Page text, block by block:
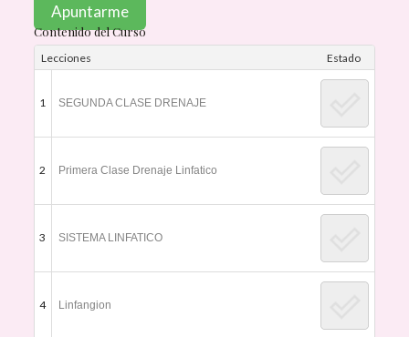
Apuntarme
Contenido del Curso
Lecciones Estado
1 SEGUNDA CLASE DRENAJE
2 Primera Clase Drenaje Linfatico
3 SISTEMA LINFATICO
4 Linfangion